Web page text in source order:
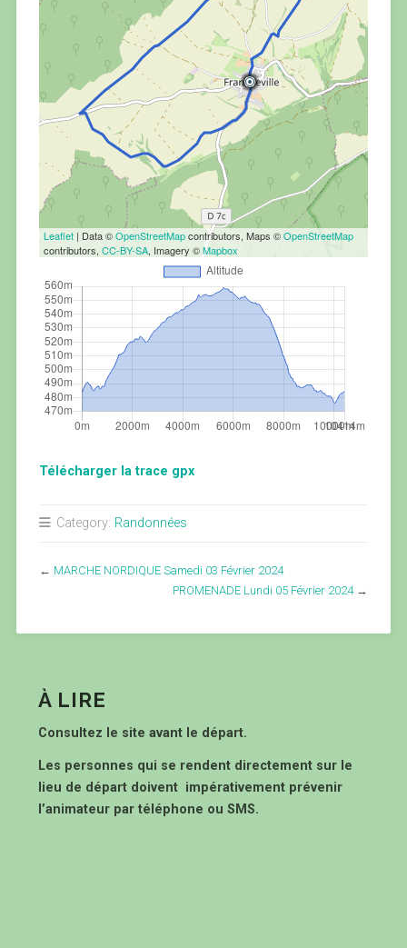
Leaflet| Data ©OpenStreetMapcontributors, Maps ©OpenStreetMap
contributors, CC-BY-SA, Imagery ©Mapbox
Télécharger la trace gpx
Category: Randonnées
← MARCHE NORDIQUE Samedi 03 Février 2024
PROMENADE Lundi 05 Février 2024→
À LIRE
Consultez le site avant le départ.
Les personnes qui se rendent directement sur le
lieu de départ doivent impérativement prévenir
l’animateur par téléphone ou SMS.